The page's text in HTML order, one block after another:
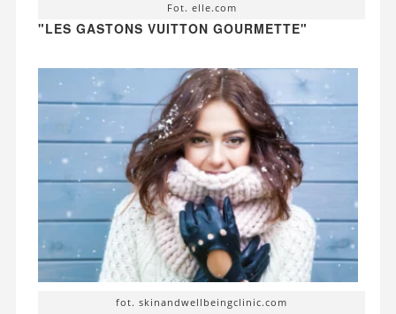
Fot. elle.com
"LES GASTONS VUITTON GOURMETTE"
fot. skinandwellbeingclinic.com